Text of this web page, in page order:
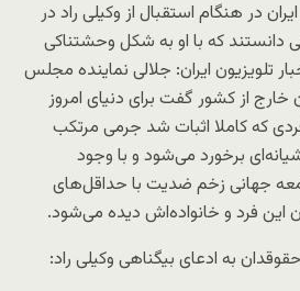
در هنگام استقبال از وکیلی راد در
دانستند که با او به شکل وحشتناکی
تلویزیون ایران: جلالی نماینده مجلس
خارج از کشور گفت برای دنیای امروز
که کاملا اثبات شد جرمی مرتکب
برخورد می‌شود و با وجود
جهانی زخم ضدیت با حداقل‌های
فرد و خانواده‌اش دیده می‌شود.
به ادعای بیگناهی وکیلی راد: